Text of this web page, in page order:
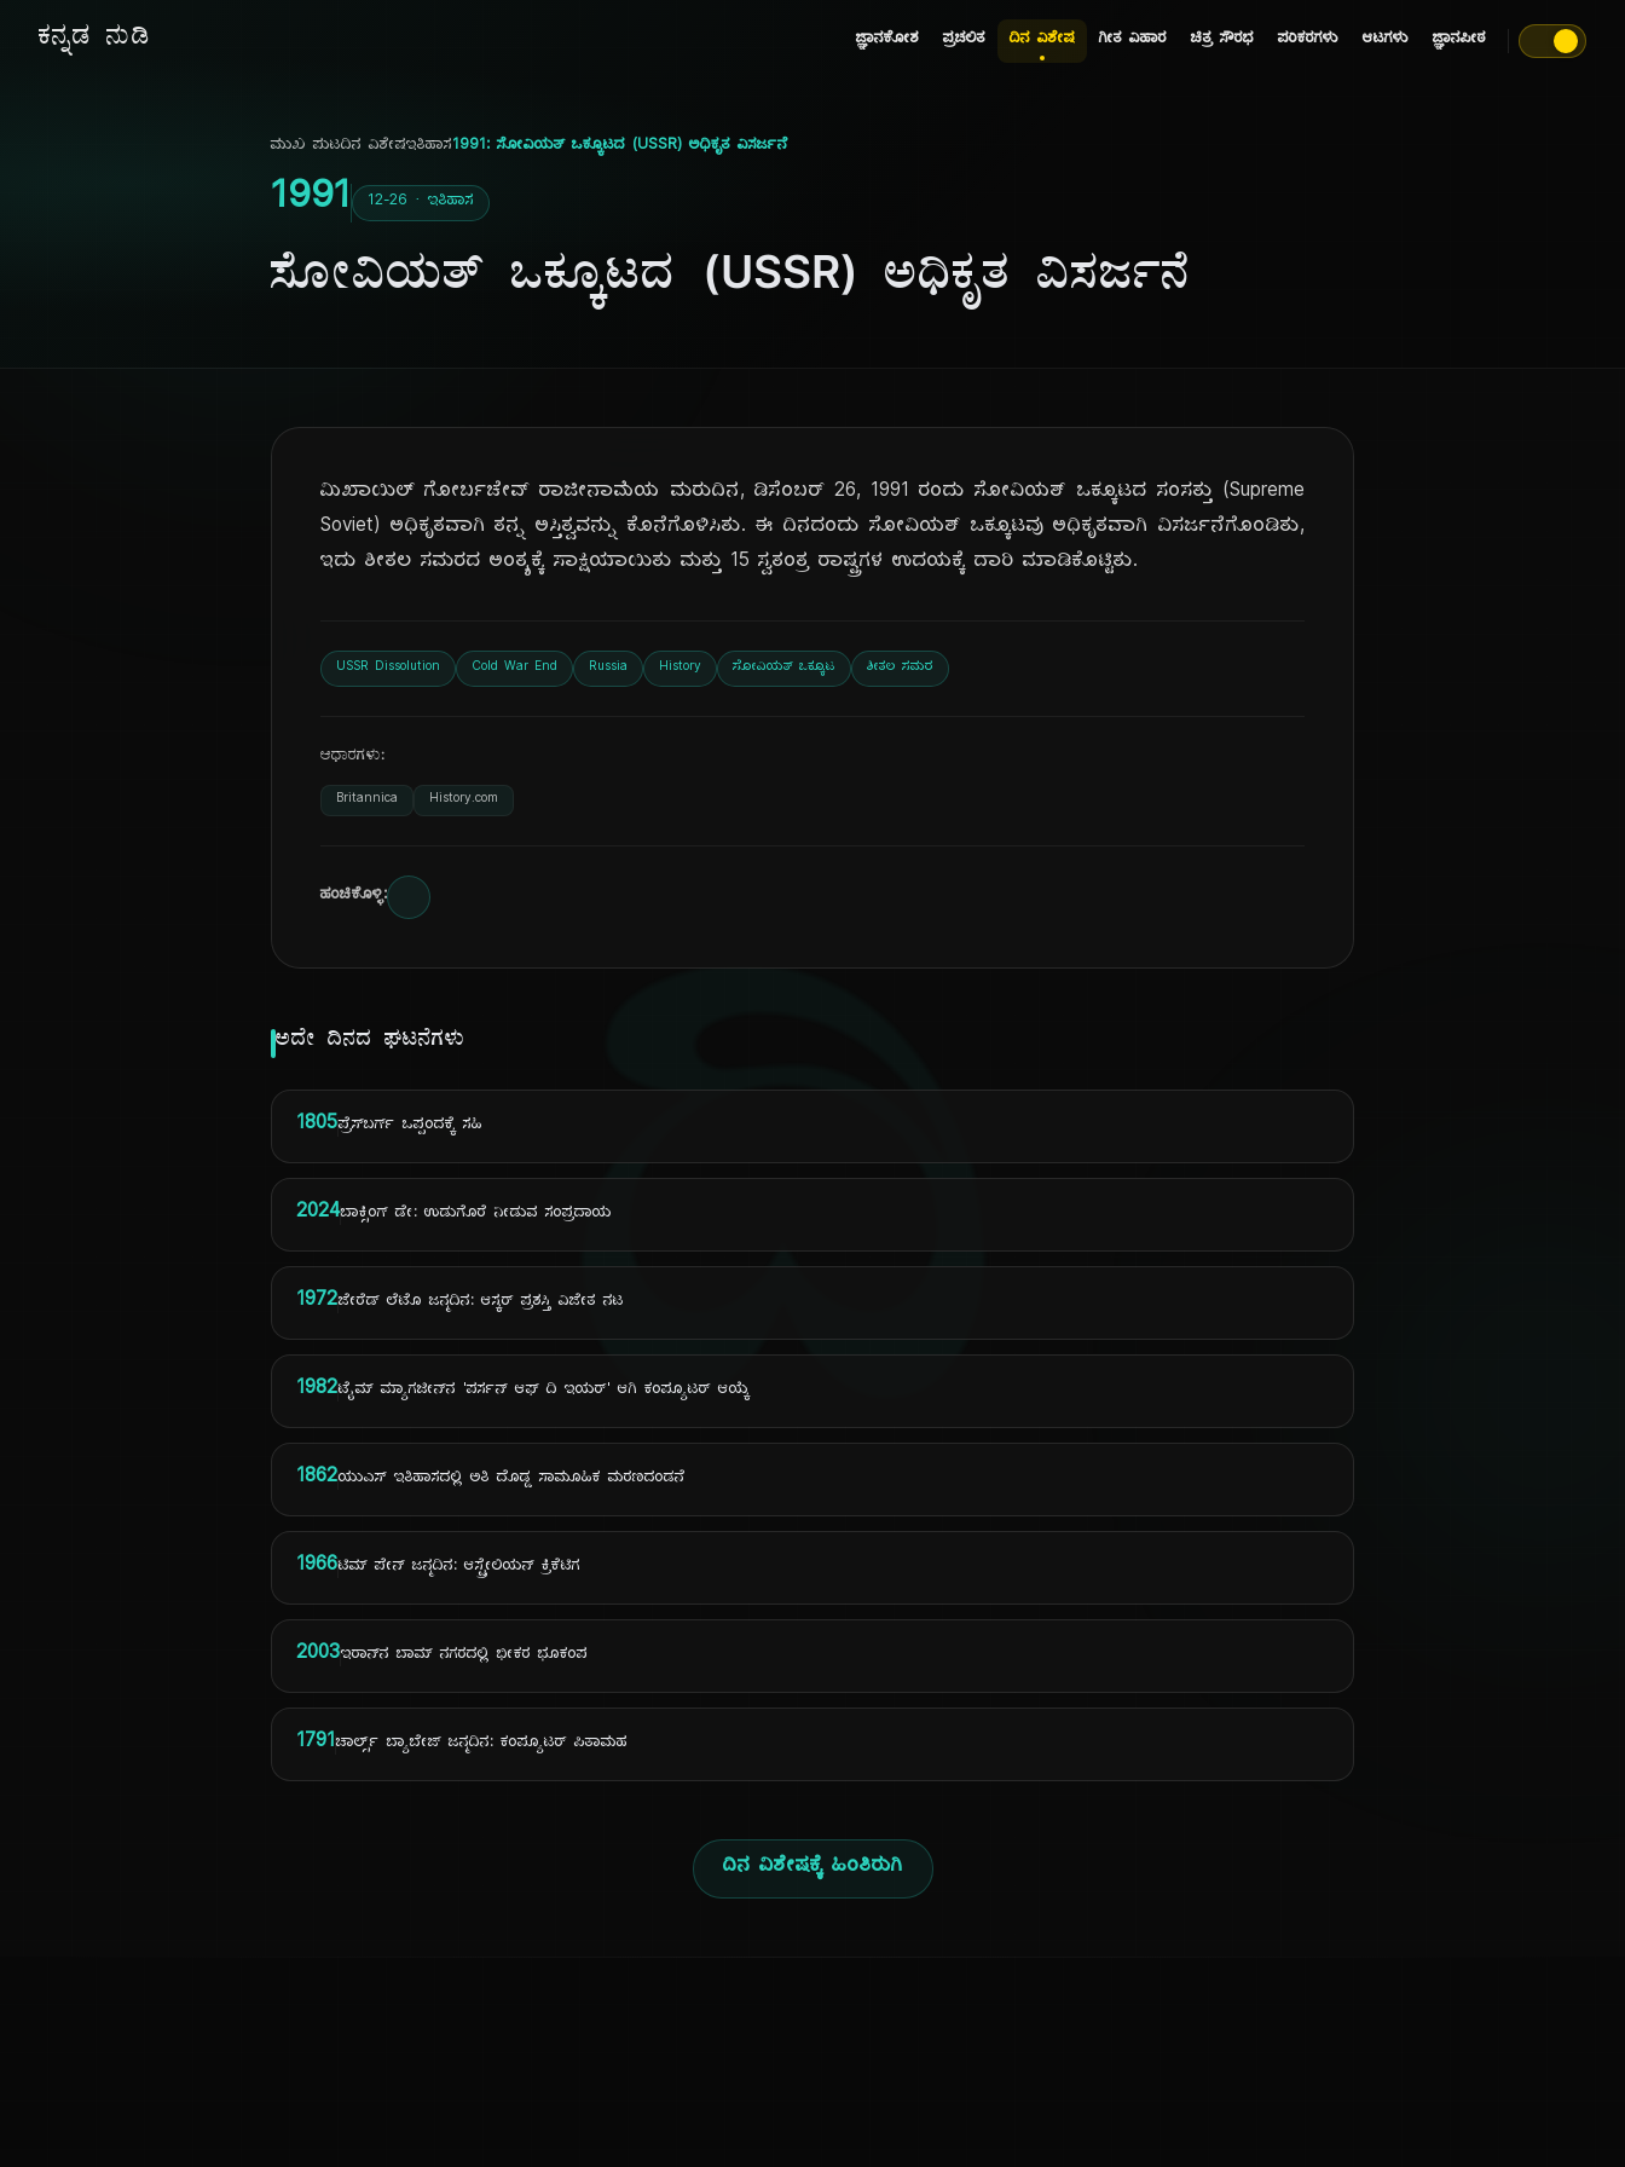
ಕನ್ನಡ ನುಡಿ ಜ್ಞಾನಕೋಶ ಪ್ರಚಲಿತ ದಿನ ವಿಶೇಷ ಗೀತ ವಿಹಾರ ಚಿತ್ರ ಸೌರಭ ಪರಿಕರಗಳು ಆಟಗಳು ಜ್ಞಾನಪೀಠ
ದಿ
ಮುಖ ಪುಟದಿನ ವಿಶೇಷಇತಿಹಾಸ1991: ಸೋವಿಯತ್ ಒಕ್ಕೂಟದ (USSR) ಅಧಿಕೃತ ವಿಸರ್ಜನೆ
1991 12-26 · ಇತಿಹಾಸ
ಸೋವಿಯತ್ ಒಕ್ಕೂಟದ (USSR) ಅಧಿಕೃತ ವಿಸರ್ಜನೆ
ಮಿಖಾಯಿಲ್ ಗೋರ್ಬಚೇವ್ ರಾಜೀನಾಮೆಯ ಮರುದಿನ, ಡಿಸೆಂಬರ್ 26, 1991 ರಂದು ಸೋವಿಯತ್ ಒಕ್ಕೂಟದ ಸಂಸತ್ತು (Supreme
Soviet) ಅಧಿಕೃತವಾಗಿ ತನ್ನ ಅಸ್ತಿತ್ವವನ್ನು ಕೊನೆಗೊಳಿಸಿತು. ಈ ದಿನದಂದು ಸೋವಿಯತ್ ಒಕ್ಕೂಟವು ಅಧಿಕೃತವಾಗಿ ವಿಸರ್ಜನೆಗೊಂಡಿತು,
ಇದು ಶೀತಲ ಸಮರದ ಅಂತ್ಯಕ್ಕೆ ಸಾಕ್ಷಿಯಾಯಿತು ಮತ್ತು 15 ಸ್ವತಂತ್ರ ರಾಷ್ಟ್ರಗಳ ಉದಯಕ್ಕೆ ದಾರಿ ಮಾಡಿಕೊಟ್ಟಿತು.
USSR Dissolution Cold War End Russia History ಸೋವಿಯತ್ ಒಕ್ಕೂಟ ಶೀತಲ ಸಮರ
ಆಧಾರಗಳು:
Britannica History.com
ಹಂಚಿಕೊಳ್ಳಿ:
ಅದೇ ದಿನದ ಘಟನೆಗಳು
1805ಪ್ರೆಸ್‌ಬರ್ಗ್ ಒಪ್ಪಂದಕ್ಕೆ ಸಹಿ
2024ಬಾಕ್ಸಿಂಗ್ ಡೇ: ಉಡುಗೊರೆ ನೀಡುವ ಸಂಪ್ರದಾಯ
1972ಜೇರೆಡ್ ಲೆಟೊ ಜನ್ಮದಿನ: ಆಸ್ಕರ್ ಪ್ರಶಸ್ತಿ ವಿಜೇತ ನಟ
1982ಟೈಮ್ ಮ್ಯಾಗಜೀನ್‌ನ 'ಪರ್ಸನ್ ಆಫ್ ದಿ ಇಯರ್' ಆಗಿ ಕಂಪ್ಯೂಟರ್ ಆಯ್ಕೆ
1862ಯುಎಸ್ ಇತಿಹಾಸದಲ್ಲಿ ಅತಿ ದೊಡ್ಡ ಸಾಮೂಹಿಕ ಮರಣದಂಡನೆ
1966ಟಿಮ್ ಪೇನ್ ಜನ್ಮದಿನ: ಆಸ್ಟ್ರೇಲಿಯನ್ ಕ್ರಿಕೆಟಿಗ
2003ಇರಾನ್‌ನ ಬಾಮ್ ನಗರದಲ್ಲಿ ಭೀಕರ ಭೂಕಂಪ
1791ಚಾರ್ಲ್ಸ್ ಬ್ಯಾಬೇಜ್ ಜನ್ಮದಿನ: ಕಂಪ್ಯೂಟರ್ ಪಿತಾಮಹ
ದಿನ ವಿಶೇಷಕ್ಕೆ ಹಿಂತಿರುಗಿ